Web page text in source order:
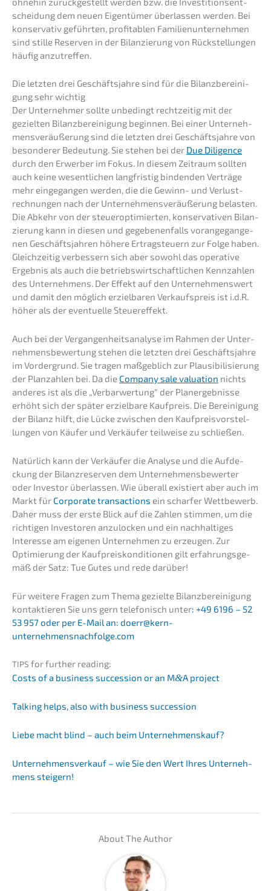
schei­dung dem neuen Eigen­tü­mer überlas­sen werden. Bei
konser­va­tiv geführ­ten, profi­ta­blen Famili­en­un­ter­neh­men
sind stille Reser­ven in der Bilan­zie­rung von Rückstel­lun­gen
häufig anzutreffen.
Die letzten drei Geschäfts­jah­re sind für die Bilanz­be­rei­ni­
gung sehr wichtig
Der Unter­neh­mer sollte unbedingt recht­zei­tig mit der
geziel­ten Bilanz­be­rei­ni­gung begin­nen. Bei einer Unter­neh­
mens­ver­äu­ße­rung sind die letzten drei Geschäfts­jah­re von
beson­de­rer Bedeu­tung. Sie stehen bei der Due Diligence
durch den Erwer­ber im Fokus. In diesem Zeitraum sollten
auch keine wesent­li­chen langfris­tig binden­den Verträ­ge
mehr einge­gan­gen werden, die die Gewinn- und Verlust­
rech­nun­gen nach der Unter­neh­mens­ver­äu­ße­rung belas­ten.
Die Abkehr von der steuer­op­ti­mier­ten, konser­va­ti­ven Bilan­
zie­rung kann in diesen und gegebe­nen­falls voran­ge­gan­ge­
nen Geschäfts­jah­ren höhere Ertrag­steu­ern zur Folge haben.
Gleich­zei­tig verbes­sern sich aber sowohl das opera­ti­ve
Ergeb­nis als auch die betriebs­wirt­schaft­li­chen Kennzah­len
des Unter­neh­mens. Der Effekt auf den Unter­neh­mens­wert
und damit den möglich erziel­ba­ren Verkaufs­preis ist i.d.R.
höher als der eventu­el­le Steuereffekt.
Auch bei der Vergan­gen­heits­ana­ly­se im Rahmen der Unter­
neh­mens­be­wer­tung stehen die letzten drei Geschäfts­jah­re
im Vorder­grund. Sie tragen maßgeb­lich zur Plausi­bi­li­sie­rung
der Planzah­len bei. Da die Compa­ny sale valua­ti­on nichts
anderes ist als die „Verbar­wer­tung“ der Planer­geb­nis­se
erhöht sich der später erziel­ba­re Kaufpreis. Die Berei­ni­gung
der Bilanz hilft, die Lücke zwischen den Kaufpreis­vor­stel­
lun­gen von Käufer und Verkäu­fer teilwei­se zu schließen.
Natür­lich kann der Verkäu­fer die Analy­se und die Aufde­
ckung der Bilanz­re­ser­ven dem Unter­neh­mens­be­wer­ter
oder Inves­tor überlas­sen. Wie überall existiert aber auch im
Markt für Corpo­ra­te transac­tions ein schar­fer Wettbe­werb.
Daher muss der erste Blick auf die Zahlen stimmen, um die
richti­gen Inves­to­ren anzulo­cken und ein nachhal­ti­ges
Inter­es­se am eigenen Unter­neh­men zu erzeu­gen. Zur
Optimie­rung der Kaufpreis­kon­di­tio­nen gilt erfah­rungs­ge­
mäß der Satz: Tue Gutes und rede darüber!
Für weite­re Fragen zum Thema geziel­te Bilanz­be­rei­ni­gung
kontak­tie­ren Sie uns gern telefo­nisch unter: +49 6196 – 52
53 957 oder per E-Mail an: doerr@kern-
unternehmensnachfolge.com
TIPS for further reading:
Costs of a business succes­si­on or an M&A project
Talking helps, also with business succes­si­on
Liebe macht blind – auch beim Unternehmenskauf?
Unter­nehmens­verkauf – wie Sie den Wert Ihres Unter­neh­
mens steigern!
About The Author